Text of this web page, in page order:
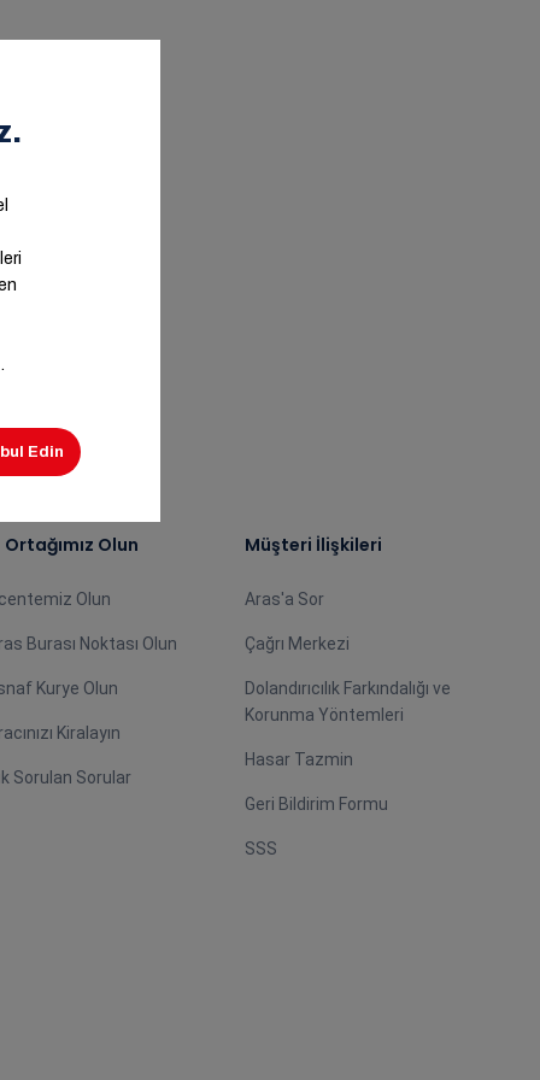
Ortağımız Olun
Olun
Burası Noktası Olun
Kurye Olun
Kiralayın
Sorulan Sorular
Müşteri İlişkileri
Aras'a Sor
Çağrı Merkezi
Dolandırıcılık Farkındalığı ve
Korunma Yöntemleri
Hasar Tazmin
Geri Bildirim Formu
SSS